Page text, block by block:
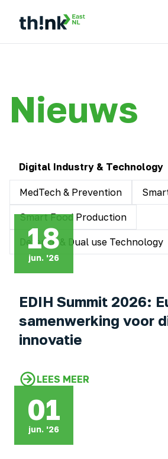
Nieuws
Digital Industry & Technology
MedTech & Prevention
Smart Food Production
Defence & Dual use Technology
18
jun. '26
EDIH Summit 2026:
samenwerking voor
innovatie
LEES MEER
01
jun. '26